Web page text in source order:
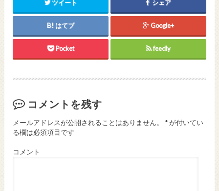
ツイート シェア
はてブ Google+
Pocket feedly
コメントを残す
メールアドレスが公開されることはありません。 *が付いてい
る欄は必須項目です
コメント